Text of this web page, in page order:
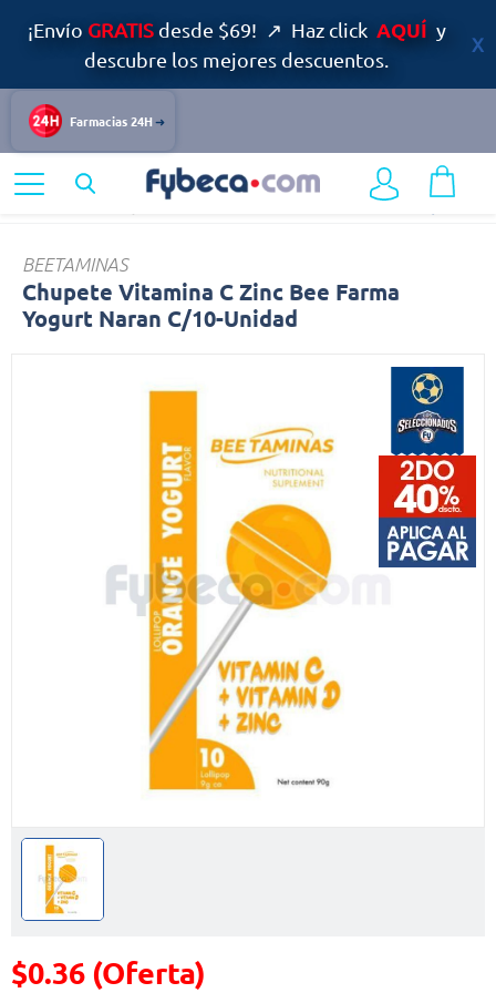
¡Envío GRATISdesde $69! ↗ Haz click AQUÍ y
descubre los mejores descuentos.
Farmacias 24H
Infantil y Maternidad Multivitamínicos infantiles
BEETAMINAS
Chupete Vitamina C Zinc Bee Farma
Yogurt Naran C/10-Unidad
$0.36 (Oferta)